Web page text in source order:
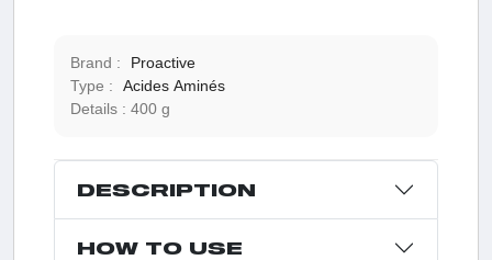
Brand :
Proactive
Type :
Acides Aminés
Details :
400 g
DESCRIPTION
HOW TO USE